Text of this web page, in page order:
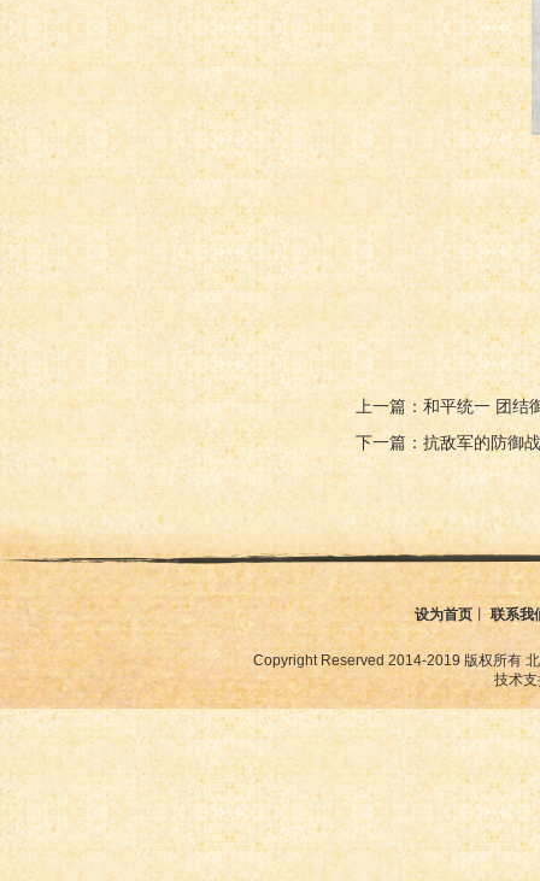
上一篇：和平统一 团结
下一篇：抗敌军的防御
设为首页丨联系我
Copyright Reserved 2014-2019 版权所有
技术